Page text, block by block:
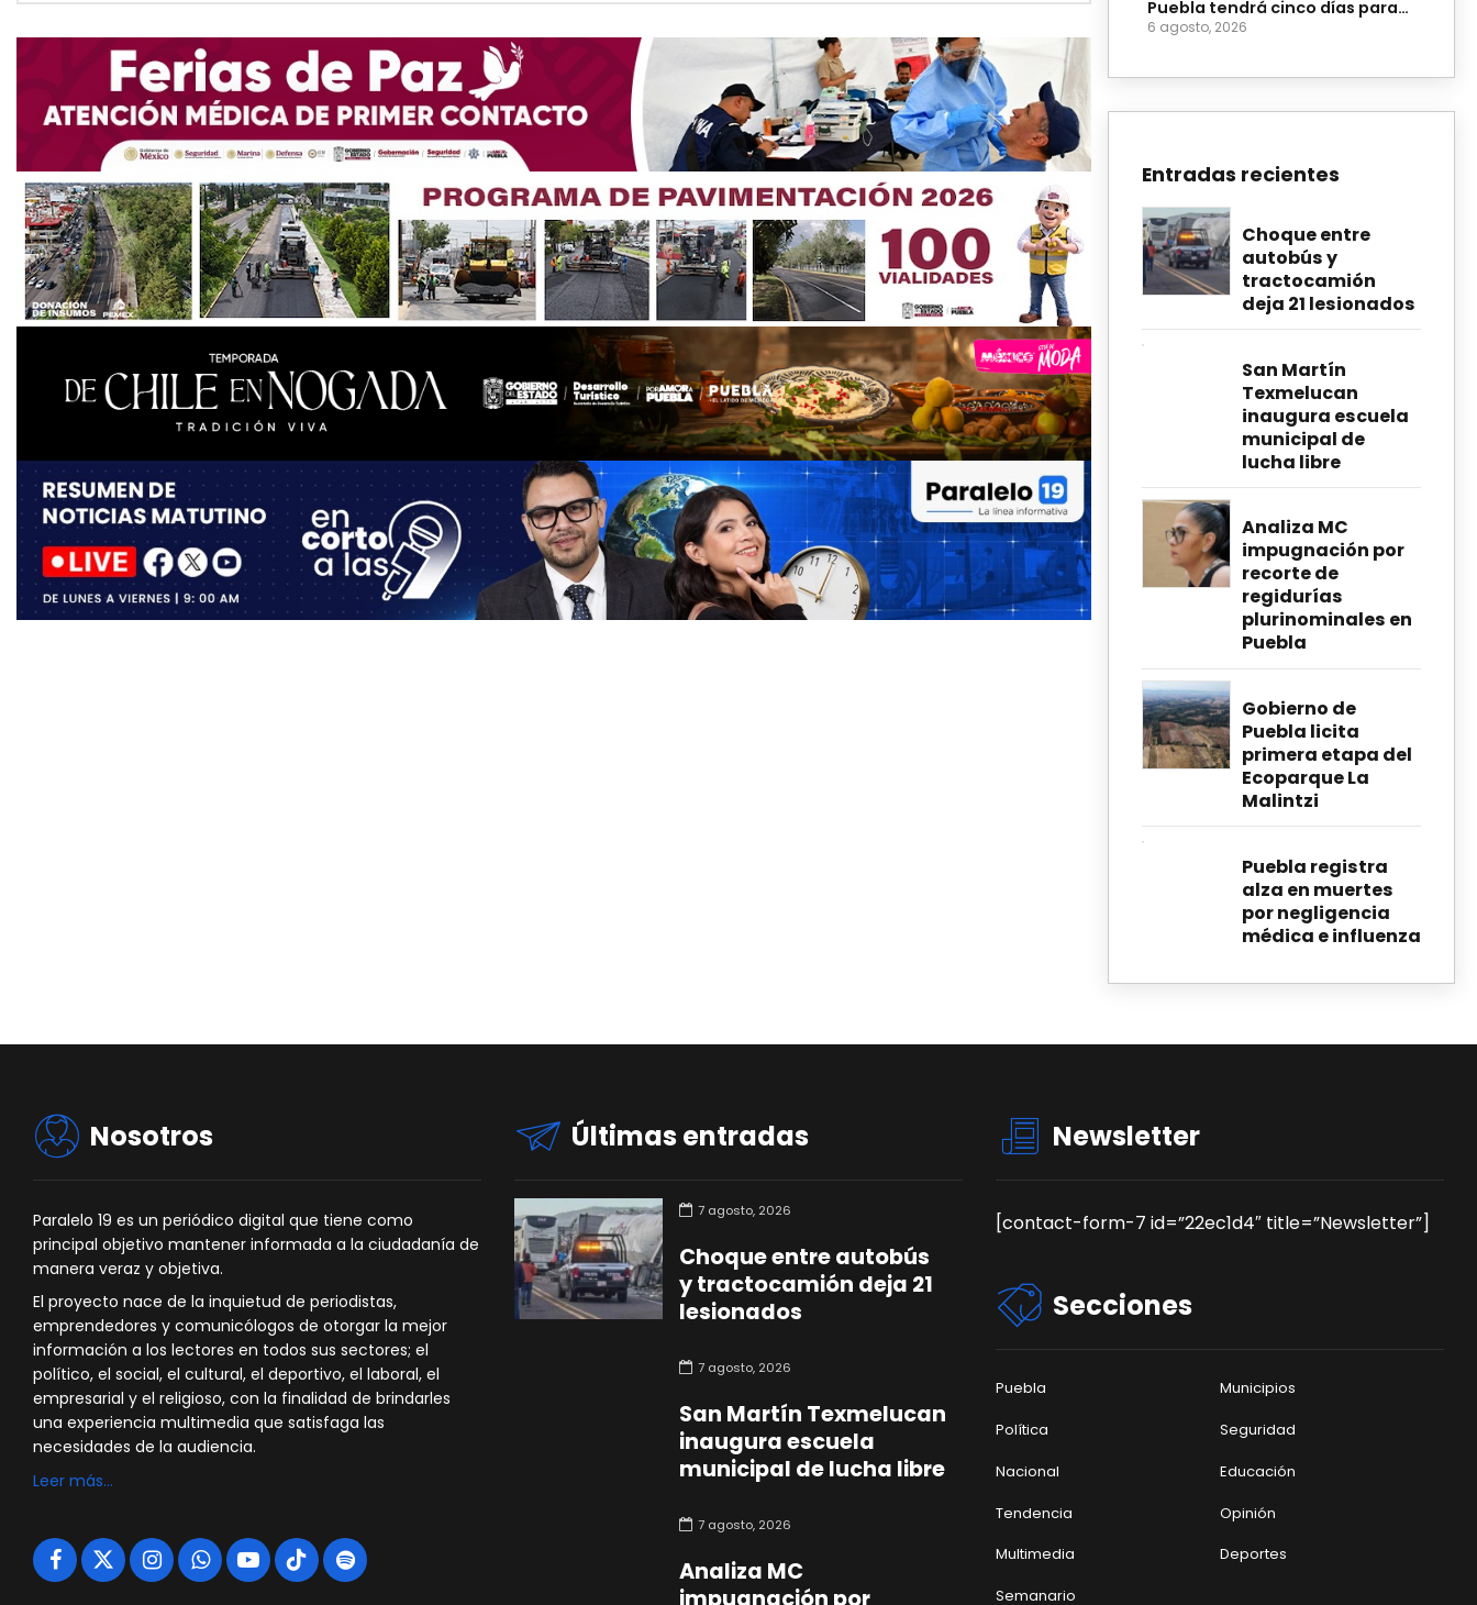
Puebla tendrá cinco días para
evitar suspensión
6 agosto, 2026
Entradas recientes
Choque entre
autobús y
tractocamión
deja 21 lesionados
San Martín
Texmelucan
inaugura escuela
municipal de
lucha libre
Analiza MC
impugnación por
recorte de
regidurías
plurinominales en
Puebla
Gobierno de
Puebla licita
primera etapa del
Ecoparque La
Malintzi
Puebla registra
alza en muertes
por negligencia
médica e influenza
Nosotros
Paralelo 19 es un periódico digital que tiene como
principal objetivo mantener informada a la ciudadanía de
manera veraz y objetiva.
El proyecto nace de la inquietud de periodistas,
emprendedores y comunicólogos de otorgar la mejor
información a los lectores en todos sus sectores; el
político, el social, el cultural, el deportivo, el laboral, el
empresarial y el religioso, con la finalidad de brindarles
una experiencia multimedia que satisfaga las
necesidades de la audiencia.
Leer más…
Últimas entradas
7 agosto, 2026
Choque entre autobús
y tractocamión deja 21
lesionados
7 agosto, 2026
San Martín Texmelucan
inaugura escuela
municipal de lucha libre
7 agosto, 2026
Analiza MC
impugnación por
Newsletter
[contact-form-7 id=”22ec1d4″ title=”Newsletter”]
Secciones
Puebla
Municipios
Política
Seguridad
Nacional
Educación
Tendencia
Opinión
Multimedia
Deportes
Semanario